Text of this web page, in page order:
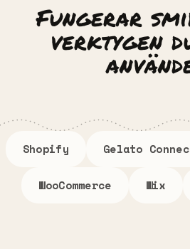
Fungerar
verktygen
Shopify Gelato
WooCommerce Wix